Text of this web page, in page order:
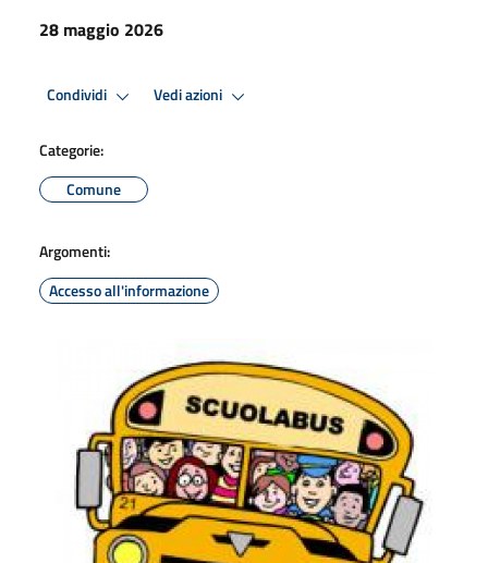
28 maggio 2026
Condividi Vedi azioni
Categorie:
Comune
Argomenti:
Accesso all'informazione